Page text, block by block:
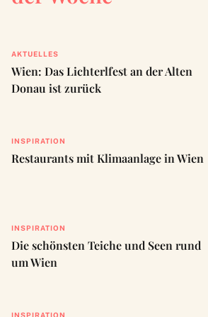
AKTUELLES
Wien: Das Lichterlfest an der Alten
Donau ist zurück
INSPIRATION
Restaurants mit Klimaanlage in Wien
INSPIRATION
Die schönsten Teiche und Seen rund
um Wien
INSPIRATION